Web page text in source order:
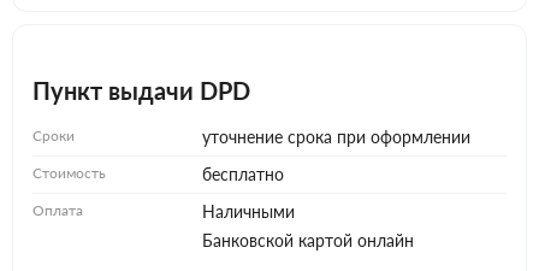
Пункт выдачи DPD
Сроки уточнение срока при оформлении
Стоимость бесплатно
Оплата
Наличными
Банковской картой онлайн